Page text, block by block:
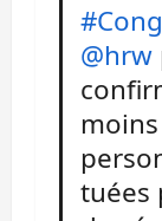
@hrw
tuées